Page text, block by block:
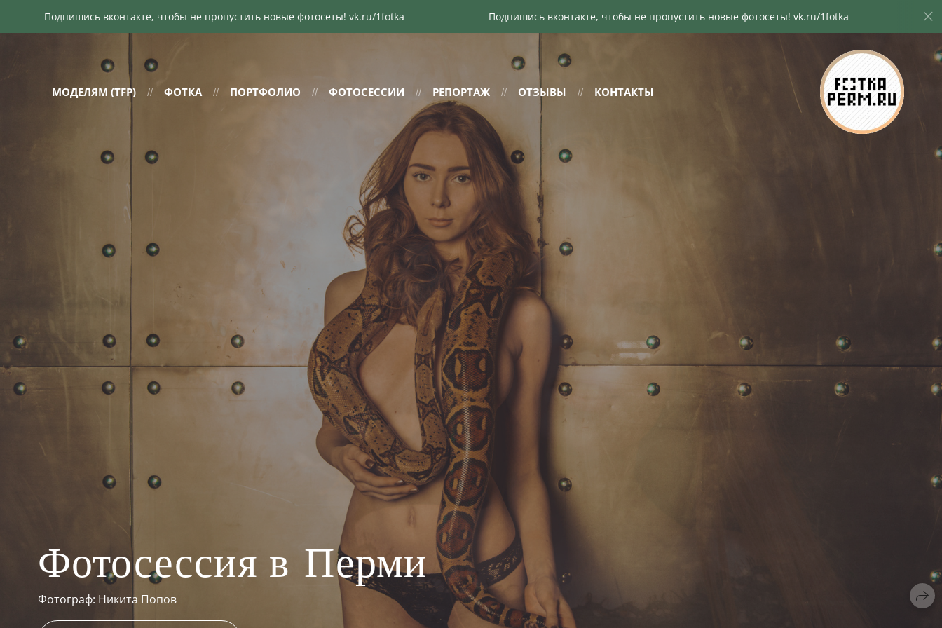
МОДЕЛЯМ (TFP) ФОТКА ПОРТФОЛИО ФОТОСЕССИИ РЕПОРТАЖ ОТЗЫВЫ КОНТАКТЫ
Фотосессия в Перми
Фотограф: Никита Попов
Подпишись вконтакте, чтобы не пропустить новые фотосеты! vk.ru/1fotka Подпишись вконтакте, чтобы не пропустить новые фотосеты! vk.ru/1fotka